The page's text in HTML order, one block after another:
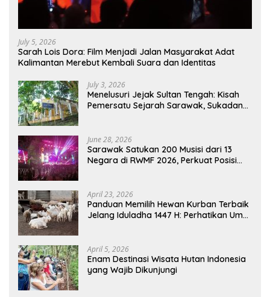
July 5, 2026
Sarah Lois Dora: Film Menjadi Jalan Masyarakat Adat
Kalimantan Merebut Kembali Suara dan Identitas
July 3, 2026
Menelusuri Jejak Sultan Tengah: Kisah
Pemersatu Sejarah Sarawak, Sukadana,
June 28, 2026
Sarawak Satukan 200 Musisi dari 13
Negara di RWMF 2026, Perkuat Posisi
April 23, 2026
Panduan Memilih Hewan Kurban Terbaik
Jelang Iduladha 1447 H: Perhatikan Umur
April 5, 2026
Enam Destinasi Wisata Hutan Indonesia
yang Wajib Dikunjungi